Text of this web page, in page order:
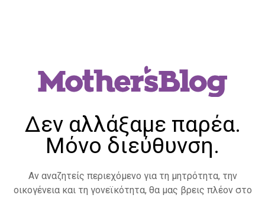
Δεν αλλάξαμε παρέα.
Μόνο διεύθυνση.
Αν αναζητείς περιεχόμενο για τη μητρότητα, την
οικογένεια και τη γονεϊκότητα, θα μας βρεις πλέον στο